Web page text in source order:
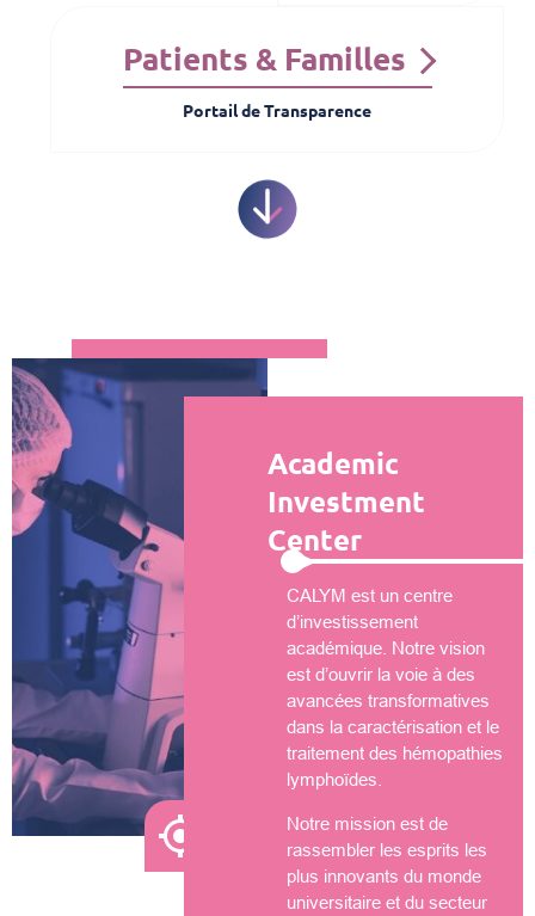
Patients & Familles
Portail de Transparence
Academic
Investment
Center
CALYM est un centre
d’investissement
académique. Notre vision
est d’ouvrir la voie à des
avancées transformatives
dans la caractérisation et le
traitement des hémopathies
lymphoïdes.
Notre mission est de
rassembler les esprits les
plus innovants du monde
universitaire et du secteur